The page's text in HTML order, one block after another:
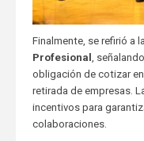
Finalmente, se refirió a
Profesional
,
obligación de cotizar
retirada de empresas.
incentivos para
colaboraciones.